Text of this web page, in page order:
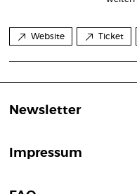
Website Ticket
Newsletter
Impressum